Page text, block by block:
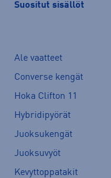
Suositut sisällöt
Ale vaatteet
Converse kengät
Hoka Clifton 11
Hybridipyörät
Juoksukengät
Juoksuvyöt
Kevyttoppatakit